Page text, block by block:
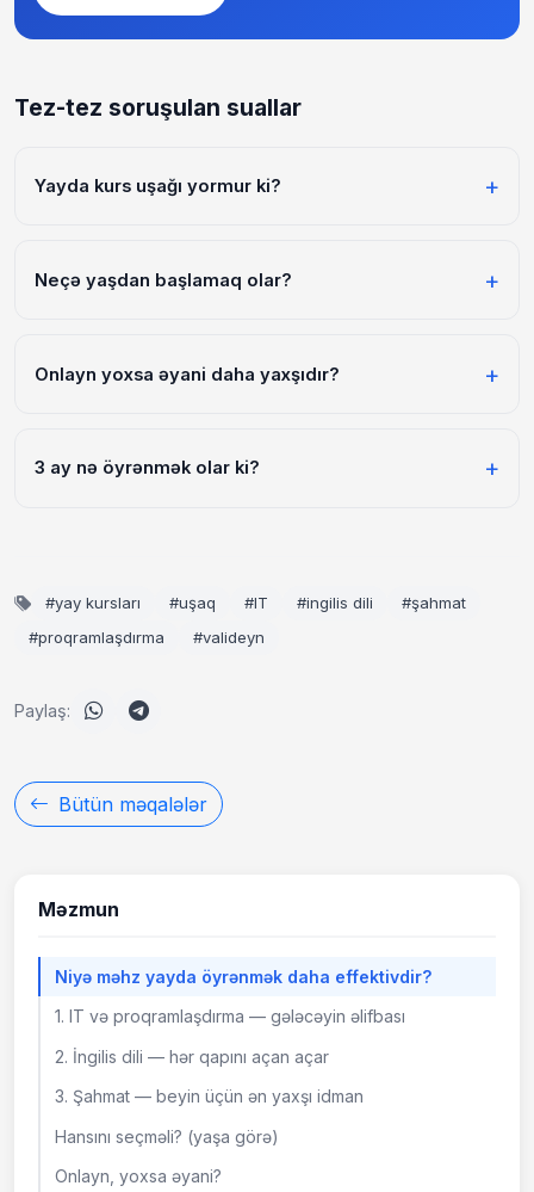
Tez-tez soruşulan suallar
Yayda kurs uşağı yormur ki?
qarşısını alır. Qalan vaxt oyun və istirahət üçündür.
Neçə yaşdan başlamaq olar?
yaşdan. Hər yaşa uyğun format mövcuddur.
Onlayn yoxsa əyani daha yaxşıdır?
genişdir.
3 ay nə öyrənmək olar ki?
#yay kursları #uşaq #IT #ingilis dili
#şahmat
#proqramlaşdırma
#valideyn
Paylaş:
Bütün məqalələr
Məzmun
Niyə məhz yayda öyrənmək daha effektivdir?
1. IT və proqramlaşdırma — gələcəyin əlifbası
2. İngilis dili — hər qapını açan açar
3. Şahmat — beyin üçün ən yaxşı idman
Hansını seçməli? (yaşa görə)
Onlayn, yoxsa əyani?